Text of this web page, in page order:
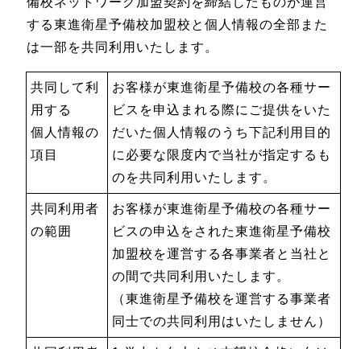
する東進衛星予備校加盟校と個人情報の全部また
は一部を共同利用いたします。
共同して利
用する
個人情報の
項目
お客様が東進衛星予備校の各種サー
ビスを申込まれる際にご提供をいた
だいた個人情報のうち下記利用目的
に必要な限度内で当社が指定するも
のを共同利用いたします。
共同利用者
の範囲
お客様が東進衛星予備校の各種サー
ビスの申込をされた東進衛星予備校
加盟校を運営する各事業者と当社と
の間で共同利用いたします。
（東進衛星予備校を運営する事業者
同士での共同利用はいたしません）